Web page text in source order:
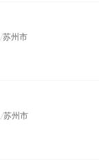
/苏州市
/苏州市